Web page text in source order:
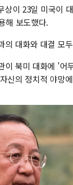
이 23일 미국이
해 보도했다.
대화와 대결 모
북미 대화에 '어
신의 정치적 야망